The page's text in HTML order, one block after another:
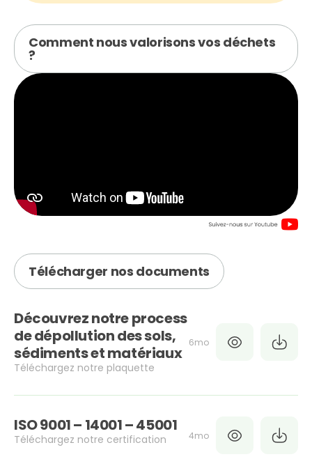
Comment nous valorisons vos déchets
?
Télécharger nos documents
Découvrez notre process
de dépollution des sols,
sédiments et matériaux
Téléchargez notre plaquette
6mo
ISO 9001 – 14001 – 45001
Téléchargez notre certification 4mo